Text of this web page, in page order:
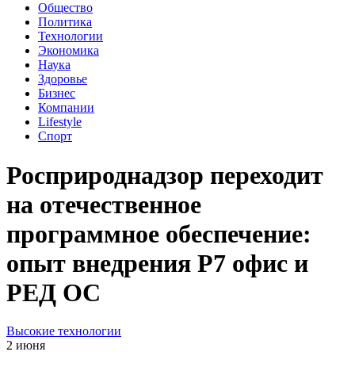
Общество
Политика
Технологии
Экономика
Наука
Здоровье
Бизнес
Компании
Lifestyle
Спорт
Росприроднадзор переходит
на отечественное
программное обеспечение:
опыт внедрения Р7 офис и
РЕД ОС
Высокие технологии
2 июня